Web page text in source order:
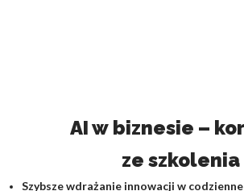
AI w biznesie –
ze szkolenia
Szybsze wdrażanie innowacji w